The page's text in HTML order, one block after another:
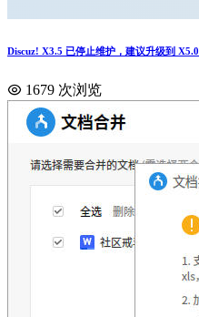
Discuz! X3.5 已停止维护，建议升级到 X5.0
1679 次浏览